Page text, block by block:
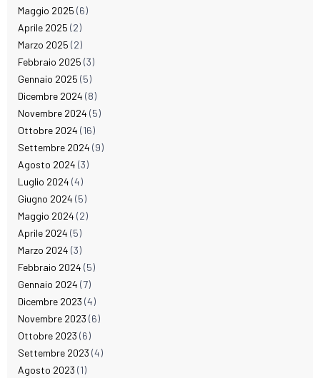
Maggio 2025 (6)
Aprile 2025 (2)
Marzo 2025 (2)
Febbraio 2025 (3)
Gennaio 2025 (5)
Dicembre 2024 (8)
Novembre 2024 (5)
Ottobre 2024 (16)
Settembre 2024 (9)
Agosto 2024 (3)
Luglio 2024 (4)
Giugno 2024 (5)
Maggio 2024 (2)
Aprile 2024 (5)
Marzo 2024 (3)
Febbraio 2024 (5)
Gennaio 2024 (7)
Dicembre 2023 (4)
Novembre 2023 (6)
Ottobre 2023 (6)
Settembre 2023 (4)
Agosto 2023 (1)